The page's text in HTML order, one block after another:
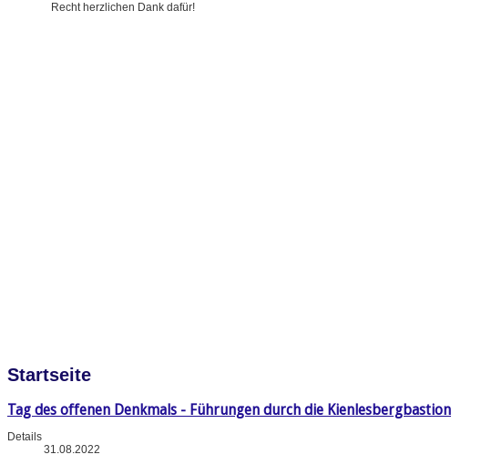
Recht herzlichen Dank dafür!
Startseite
Tag des offenen Denkmals - Führungen durch die Kienlesbergbastion
Details
31.08.2022